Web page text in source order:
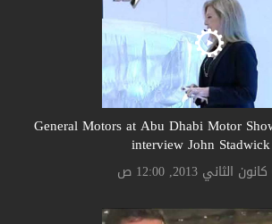
General Motors at Abu Dhabi Motor
interview John Stadwick